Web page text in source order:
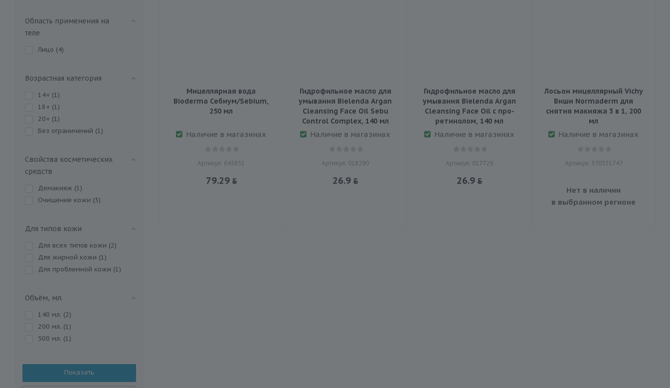
Мицеллярная вода
Bioderma Себиум/Sebium,
250 мл
Наличие в магазинах
Артикул: 645851
79.29
Гидрофильное масло для
умывания Bielenda Argan
Cleansing Face Oil Sebu
Control Complex, 140 мл
Наличие в магазинах
Артикул: 018290
26.9
Гидрофильное масло для
умывания Bielenda Argan
Cleansing Face Oil с про-
ретинолом, 140 мл
Наличие в магазинах
Артикул: 017729
26.9
Лосьон мицеллярный Vichy
Виши Normaderm для
снятия макияжа 3 в 1, 200
мл
Наличие в магазинах
Артикул: 370351747
Нет в наличии
в выбранном регионе
Область применения на
теле
Лицо (4)
Возрастная категория
14+ (1)
18+ (1)
20+ (1)
Без ограничений (1)
Свойства косметических
средств
Демакияж (1)
Очищение кожи (3)
Для типов кожи
Для всех типов кожи (2)
Для жирной кожи (1)
Для проблемной кожи (1)
Объём, мл.
140 мл. (2)
200 мл. (1)
500 мл. (1)